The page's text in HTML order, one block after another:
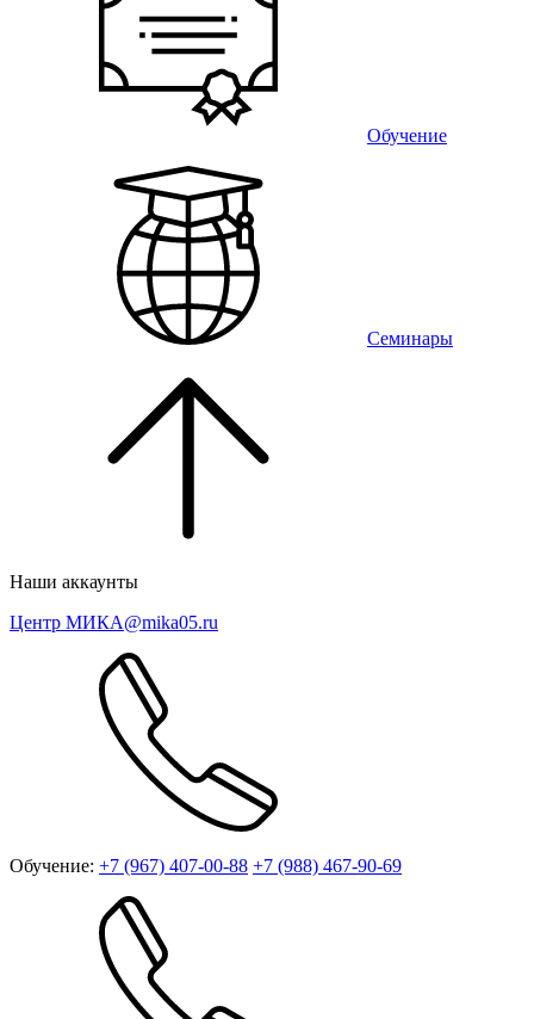
Обучение
Семинары
Наши аккаунты
Центр МИКА@mika05.ru
Обучение: +7 (967) 407-00-88 +7 (988) 467-90-69